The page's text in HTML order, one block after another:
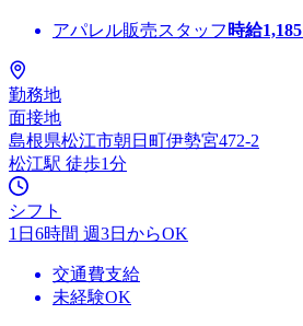
アパレル販売スタッフ 時給1,185
勤務地
面接地
島根県松江市朝日町伊勢宮472-2
松江駅 徒歩1分
シフト
1日6時間 週3日からOK
交通費支給
未経験OK